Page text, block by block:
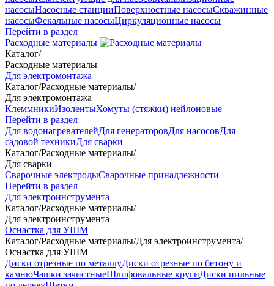
насосыНасосные станцииПоверхностные насосыСкважинные
насосыФекальные насосыЦиркуляционные насосы
Перейти в раздел
Расходные материалы
Каталог/
Расходные материалы
Для электромонтажа
Каталог/Расходные материалы/
Для электромонтажа
КлеммникиИзолентыХомуты (стяжки) нейлоновые
Перейти в раздел
Для водонагревателейДля генераторовДля насосовДля
садовой техникиДля сварки
Каталог/Расходные материалы/
Для сварки
Сварочные электродыСварочные принадлежности
Перейти в раздел
Для электроинструмента
Каталог/Расходные материалы/
Для электроинструмента
Оснастка для УШМ
Каталог/Расходные материалы/Для электроинструмента/
Оснастка для УШМ
Диски отрезные по металлуДиски отрезные по бетону и
камнюЧашки зачистныеШлифовальные кругиДиски пильные